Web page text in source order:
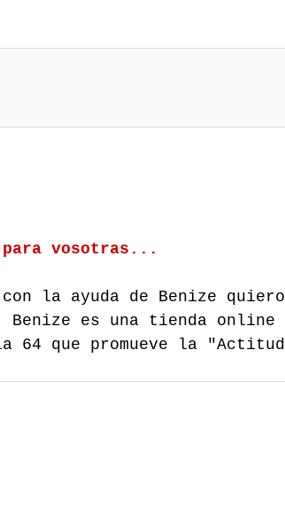
para vosotras...
la ayuda de Benize quiero
Benize es una tienda online
64 que promueve la "Actitud